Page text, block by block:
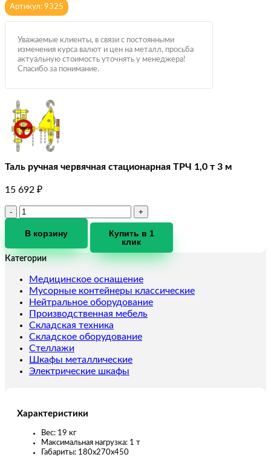
Артикул: 9325
Уважаемые клиенты, в связи с постоянными
изменения курса валют и цен на металл, просьба
актуальную стоимость уточнять у менеджера!
Спасибо за понимание.
Таль ручная червячная стационарная ТРЧ 1,0 т 3 м
15 692 ₽
Количество
Таль
червячная
ТРЧ
1,0
т
3
м
В корзину
Купить в 1
клик
Категории
Медицинское оснащение
Мусорные контейнеры классические
Нейтральное оборудование
Производственная мебель
Складская техника
Складское оборудование
Стеллажи
Шкафы металлические
Электрические шкафы
Характеристики
Вес: 19 кг
Максимальная нагрузка: 1 т
Габариты: 180x270x450